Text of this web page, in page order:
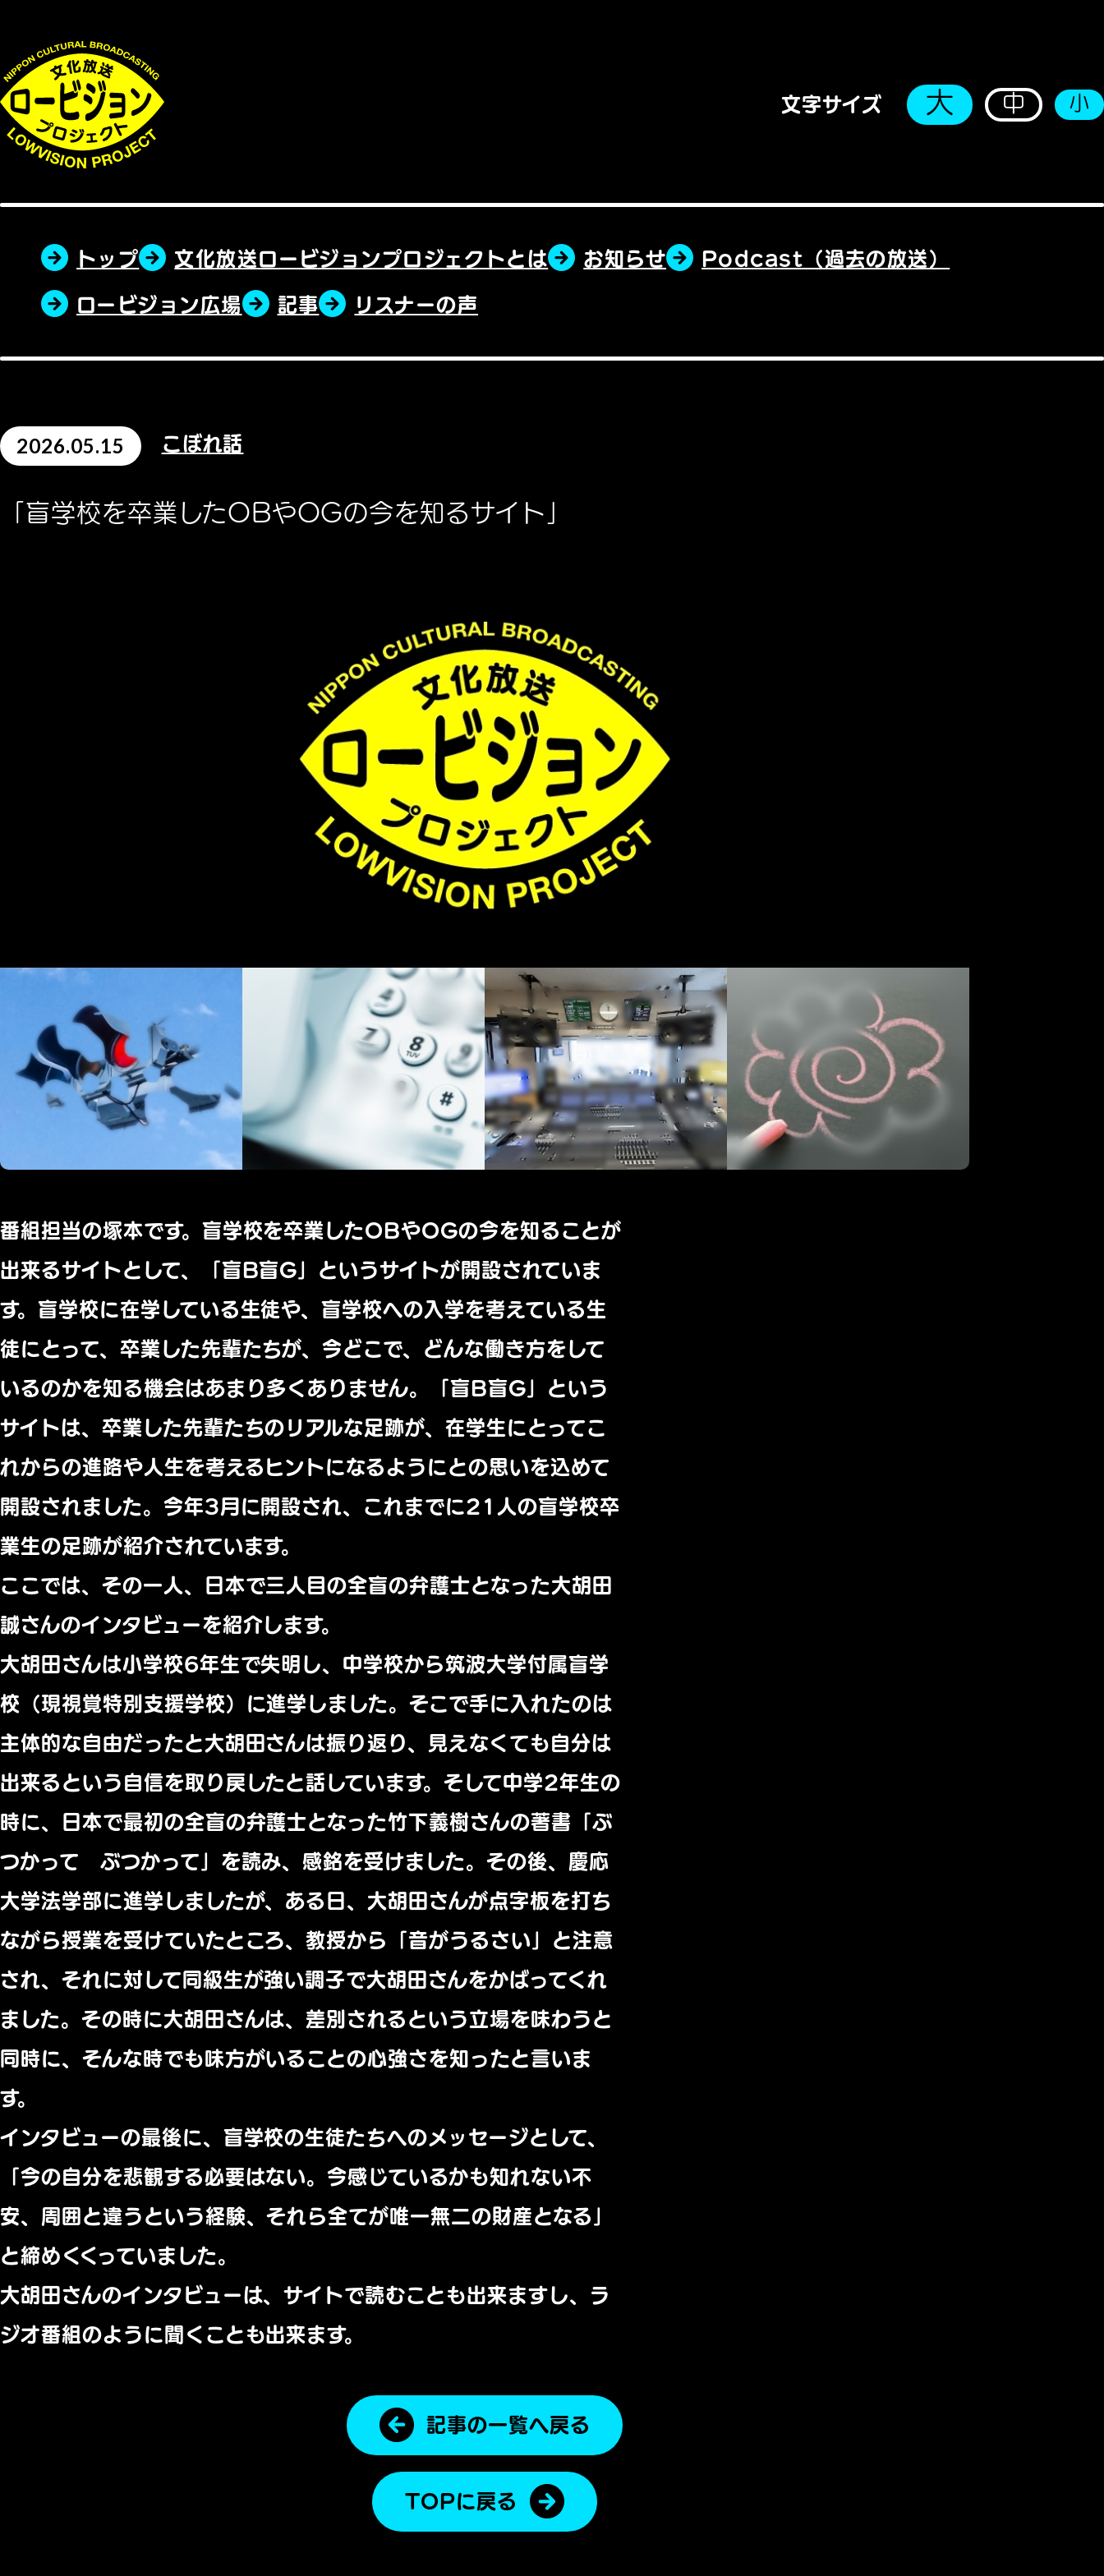
文字サイズ 大 中 小
トップ 文化放送ロービジョンプロジェクトとは お知らせ Podcast（過去の放送）
ロービジョン広場 記事 リスナーの声
2026.05.15 こぼれ話
「盲学校を卒業したOBやOGの今を知るサイト」
番組担当の塚本です。盲学校を卒業したOBやOGの今を知ることが
出来るサイトとして、「盲B盲G」というサイトが開設されていま
す。盲学校に在学している生徒や、盲学校への入学を考えている生
徒にとって、卒業した先輩たちが、今どこで、どんな働き方をして
いるのかを知る機会はあまり多くありません。「盲B盲G」という
サイトは、卒業した先輩たちのリアルな足跡が、在学生にとってこ
れからの進路や人生を考えるヒントになるようにとの思いを込めて
開設されました。今年3月に開設され、これまでに21人の盲学校卒
業生の足跡が紹介されています。
ここでは、その一人、日本で三人目の全盲の弁護士となった大胡田
誠さんのインタビューを紹介します。
大胡田さんは小学校6年生で失明し、中学校から筑波大学付属盲学
校（現視覚特別支援学校）に進学しました。そこで手に入れたのは
主体的な自由だったと大胡田さんは振り返り、見えなくても自分は
出来るという自信を取り戻したと話しています。そして中学2年生の
時に、日本で最初の全盲の弁護士となった竹下義樹さんの著書「ぶ
つかって ぶつかって」を読み、感銘を受けました。その後、慶応
大学法学部に進学しましたが、ある日、大胡田さんが点字板を打ち
ながら授業を受けていたところ、教授から「音がうるさい」と注意
され、それに対して同級生が強い調子で大胡田さんをかばってくれ
ました。その時に大胡田さんは、差別されるという立場を味わうと
同時に、そんな時でも味方がいることの心強さを知ったと言いま
す。
インタビューの最後に、盲学校の生徒たちへのメッセージとして、
「今の自分を悲観する必要はない。今感じているかも知れない不
安、周囲と違うという経験、それら全てが唯一無二の財産となる」
と締めくくっていました。
大胡田さんのインタビューは、サイトで読むことも出来ますし、ラ
ジオ番組のように聞くことも出来ます。
記事の一覧へ戻る
TOPに戻る